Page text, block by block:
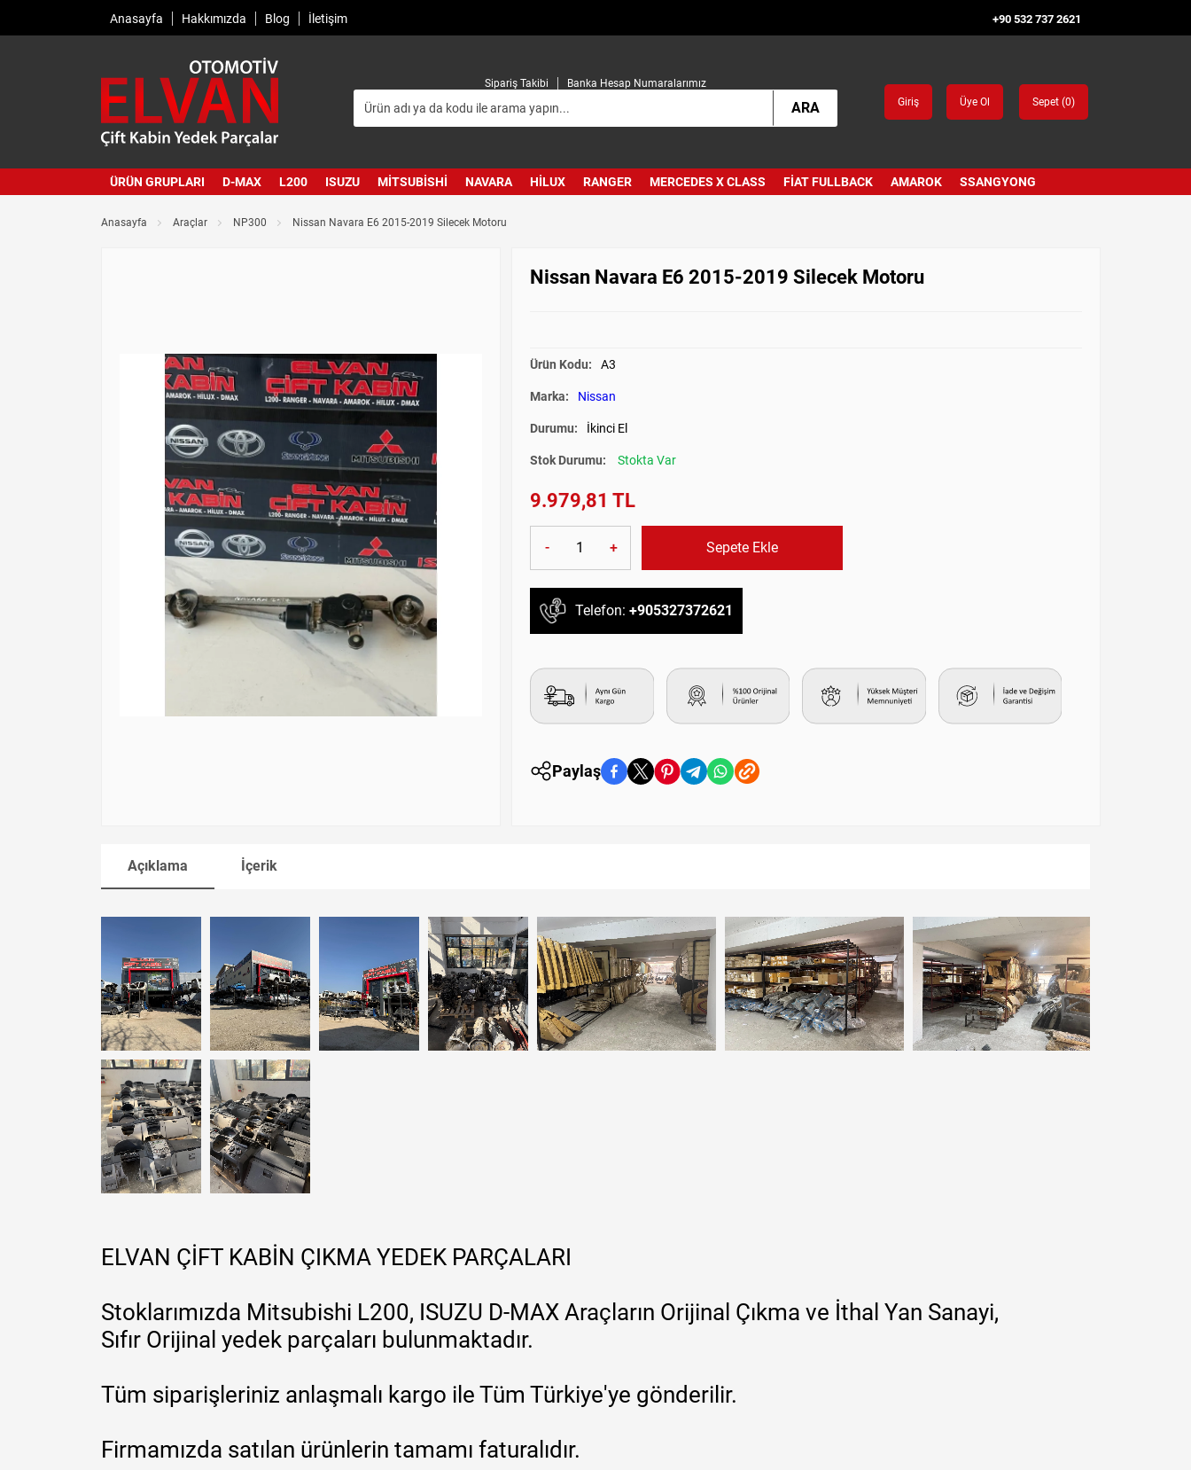
Anasayfa Hakkımızda Blog İletişim +90 532 737 2621
Sipariş Takibi Banka Hesap Numaralarımız
ARA Giriş Üye Ol Sepet (0)
ÜRÜN GRUPLARI D-MAX L200 ISUZU MITSUBISHI NAVARA HILUX RANGER MERCEDES X CLASS FIAT FULLBACK AMAROK SSANGYONG
Anasayfa Araçlar NP300 Nissan Navara E6 2015-2019 Silecek Motoru
Nissan Navara E6 2015-2019 Silecek Motoru
Ürün Kodu: A3
Marka: Nissan
Durumu: İkinci El
Stok Durumu: Stokta Var
9.979,81 TL
- + Sepete Ekle
Telefon: +905327372621
Paylaş
Açıklama İçerik
ELVAN ÇİFT KABİN ÇIKMA YEDEK PARÇALARI
Stoklarımızda Mitsubishi L200, ISUZU D-MAX Araçların Orijinal Çıkma ve İthal Yan Sanayi,
Sıfır Orijinal yedek parçaları bulunmaktadır.
Tüm siparişleriniz anlaşmalı kargo ile Tüm Türkiye'ye gönderilir.
Firmamızda satılan ürünlerin tamamı faturalıdır.